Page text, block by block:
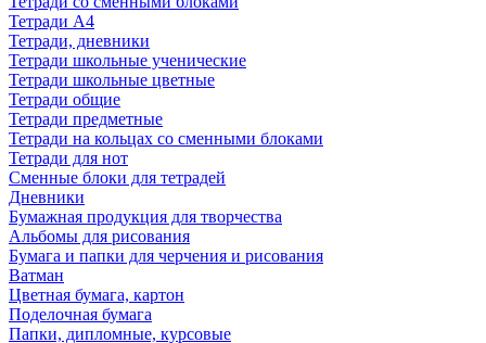
Тетради А4
Тетради, дневники
Тетради школьные ученические
Тетради школьные цветные
Тетради общие
Тетради предметные
Тетради на кольцах со сменными блоками
Тетради для нот
Сменные блоки для тетрадей
Дневники
Бумажная продукция для творчества
Альбомы для рисования
Бумага и папки для черчения и рисования
Ватман
Цветная бумага, картон
Поделочная бумага
Папки, дипломные, курсовые